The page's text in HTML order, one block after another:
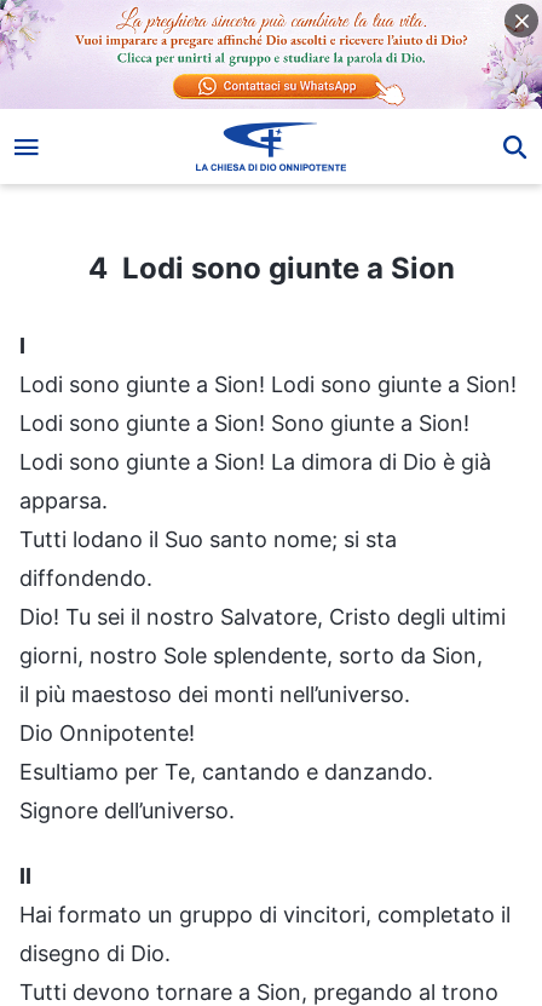
4 Lodi sono giunte a Sion
4 Lodi sono giunte a Sion
I
Lodi sono giunte a Sion! Lodi sono giunte a Sion!
Lodi sono giunte a Sion! Sono giunte a Sion!
Lodi sono giunte a Sion! La dimora di Dio è già
apparsa.
Tutti lodano il Suo santo nome; si sta
diffondendo.
Dio! Tu sei il nostro Salvatore, Cristo degli ultimi
giorni, nostro Sole splendente, sorto da Sion,
il più maestoso dei monti nell’universo.
Dio Onnipotente!
Esultiamo per Te, cantando e danzando.
Signore dell’universo.
II
Hai formato un gruppo di vincitori, completato il
disegno di Dio.
Tutti devono tornare a Sion, pregando al trono